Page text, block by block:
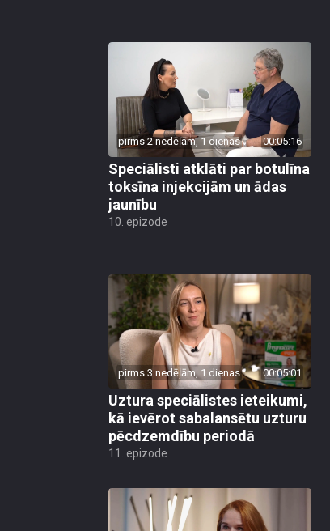
pirms 2 nedēļām, 1 dienas 00:05:16
Speciālisti atklāti par botulīna
toksīna injekcijām un ādas
jaunību
10. epizode
pirms 3 nedēļām, 1 dienas 00:05:01
Uztura speciālistes ieteikumi,
kā ievērot sabalansētu uzturu
pēcdzemdību periodā
11. epizode